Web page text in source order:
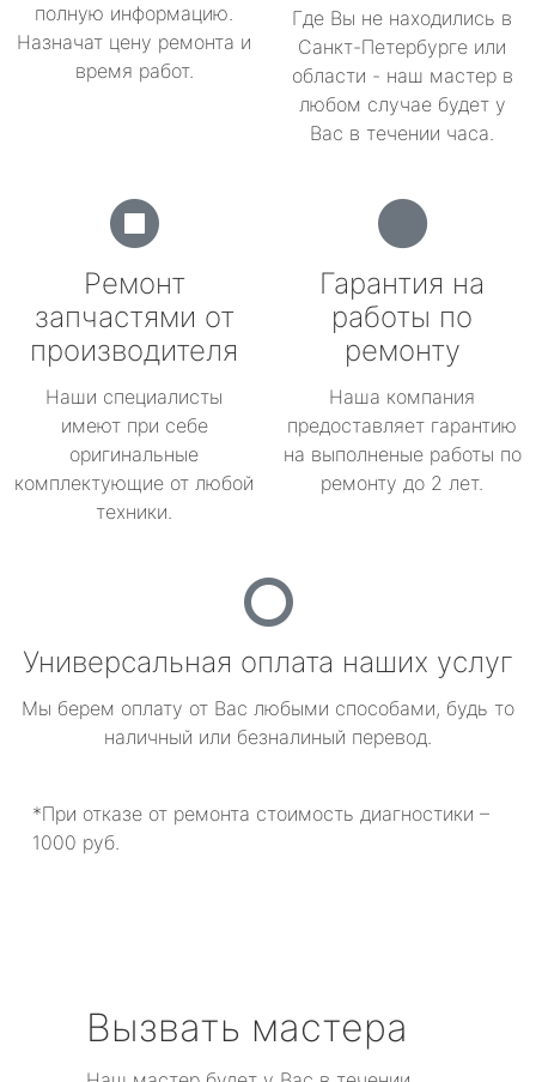
полную информацию.
Назначат цену ремонта и
время работ.
Где Вы не находились в
Санкт-Петербурге или
области - наш мастер в
любом случае будет у
Вас в течении часа.
Ремонт
запчастями от
производителя
Наши специалисты
имеют при себе
оригинальные
комплектующие от любой
техники.
Гарантия на
работы по
ремонту
Наша компания
предоставляет гарантию
на выполненые работы по
ремонту до 2 лет.
Универсальная оплата наших услуг
Мы берем оплату от Вас любыми способами, будь то
наличный или безналиный перевод.
*При отказе от ремонта стоимость диагностики –
1000 руб.
Вызвать мастера